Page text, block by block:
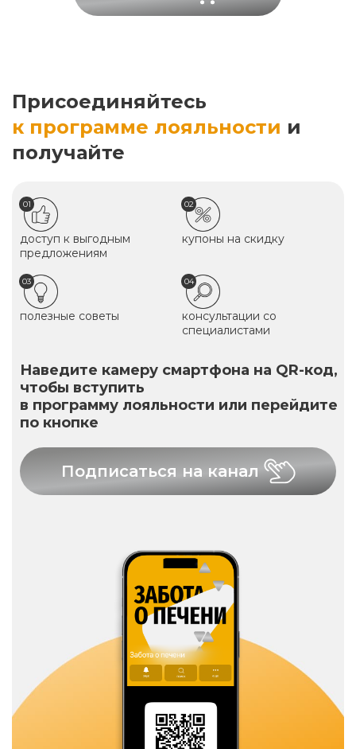
Присоединяйтесь
к программе лояльности и
получайте
01
доступ к выгодным
предложениям
02
купоны на скидку
03
полезные советы
04
консультации со
специалистами
Наведите камеру смартфона на QR-код,
чтобы вступить
в программу лояльности или перейдите
по кнопке
Подписаться на канал